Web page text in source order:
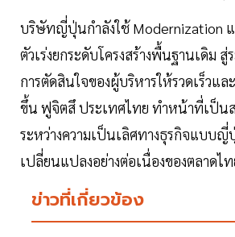
บริษัทญี่ปุ่นกำลังใช้ Modernization แ
ตัวเร่งยกระดับโครงสร้างพื้นฐานเดิม
การตัดสินใจของผู้บริหารให้รวดเร็วแ
ขึ้น ฟูจิตสึ ประเทศไทย ทำหน้าที่เป็น
ระหว่างความเป็นเลิศทางธุรกิจแบบญี่
เปลี่ยนแปลงอย่างต่อเนื่องของตลาดไ
ข่าวที่เกี่ยวข้อง